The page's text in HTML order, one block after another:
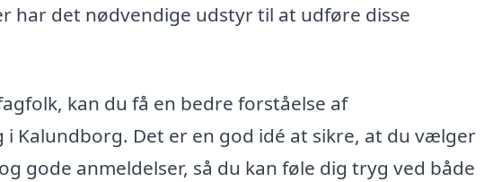
har det nødvendige udstyr til at udføre disse
kan du få en bedre forståelse af
Kalundborg. Det er en god idé at sikre, at du vælger
gode anmeldelser, så du kan føle dig tryg ved både